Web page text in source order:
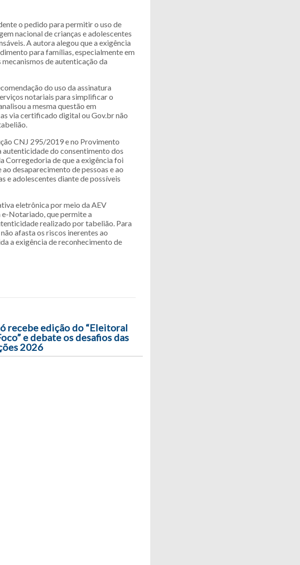
o pedido para permitir o uso de
nacional de crianças e adolescentes
A autora alegou que a exigência
para famílias, especialmente em
de autenticação da
do uso da assinatura
notariais para simplificar o
a mesma questão em
via certificado digital ou Gov.br não
CNJ 295/2019 e no Provimento
do consentimento dos
Corregedoria de que a exigência foi
desaparecimento de pessoas e ao
e adolescentes diante de possíveis
eletrônica por meio da AEV
Notariado, que permite a
realizado por tabelião. Para
afasta os riscos inerentes ao
a exigência de reconhecimento de
recebe edição do “Eleitoral
e debate os desafios das
2026